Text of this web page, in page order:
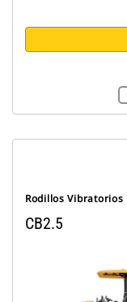
Rodillos Vibratorios
CB2.5